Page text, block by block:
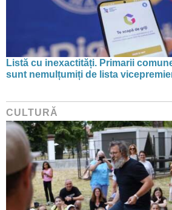
Listă cu inexactități. Primarii
sunt nemulțumiți de lista
CULTURĂ